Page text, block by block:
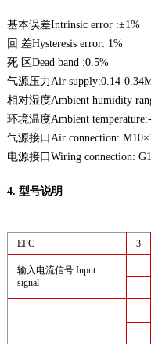
基本误差Intrinsic error :±1%
回 差Hysteresis error: 1%
死 区Dead band :0.5%
气源压力Air supply:0.14-
相对湿度Ambient humidity
环境温度Ambient
气源接口Air connection:
电源接口Wiring connection:
4. 型号说明
EPC 3
输入电流信号 Input
signal